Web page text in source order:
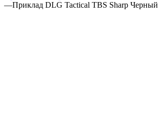
—Приклад DLG Tactical TBS Sharp Черный